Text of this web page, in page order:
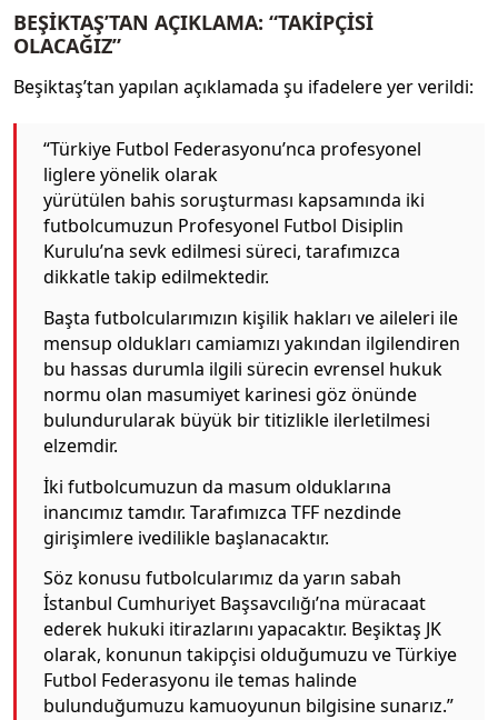
BEŞİKTAŞ’TAN AÇIKLAMA: “TAKİPÇİSİ
OLACAĞIZ”
Beşiktaş’tan yapılan açıklamada şu ifadelere yer verildi:
“Türkiye Futbol Federasyonu’nca profesyonel
liglere yönelik olarak
yürütülen bahis soruşturması kapsamında iki
futbolcumuzun Profesyonel Futbol Disiplin
Kurulu’na sevk edilmesi süreci, tarafımızca
dikkatle takip edilmektedir.
Başta futbolcularımızın kişilik hakları ve aileleri ile
mensup oldukları camiamızı yakından ilgilendiren
bu hassas durumla ilgili sürecin evrensel hukuk
normu olan masumiyet karinesi göz önünde
bulundurularak büyük bir titizlikle ilerletilmesi
elzemdir.
İki futbolcumuzun da masum olduklarına
inancımız tamdır. Tarafımızca TFF nezdinde
girişimlere ivedilikle başlanacaktır.
Söz konusu futbolcularımız da yarın sabah
İstanbul Cumhuriyet Başsavcılığı’na müracaat
ederek hukuki itirazlarını yapacaktır. Beşiktaş JK
olarak, konunun takipçisi olduğumuzu ve Türkiye
Futbol Federasyonu ile temas halinde
bulunduğumuzu kamuoyunun bilgisine sunarız.”